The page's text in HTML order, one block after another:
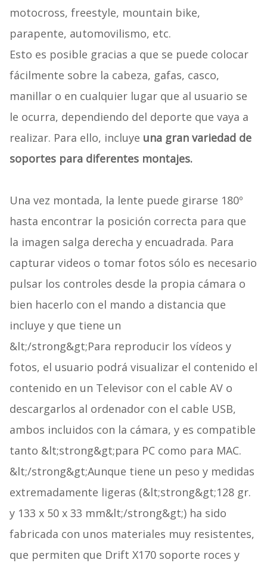
motocross, freestyle, mountain bike,
parapente, automovilismo, etc.
Esto es posible gracias a que se puede colocar
fácilmente sobre la cabeza, gafas, casco,
manillar o en cualquier lugar que al usuario se
le ocurra, dependiendo del deporte que vaya a
realizar. Para ello, incluye una gran variedad de
soportes para diferentes montajes.
Una vez montada, la lente puede girarse 180º
hasta encontrar la posición correcta para que
la imagen salga derecha y encuadrada. Para
capturar videos o tomar fotos sólo es necesario
pulsar los controles desde la propia cámara o
bien hacerlo con el mando a distancia que
incluye y que tiene un
&lt;/strong&gt;Para reproducir los vídeos y
fotos, el usuario podrá visualizar el contenido el
contenido en un Televisor con el cable AV o
descargarlos al ordenador con el cable USB,
ambos incluidos con la cámara, y es compatible
tanto &lt;strong&gt;para PC como para MAC.
&lt;/strong&gt;Aunque tiene un peso y medidas
extremadamente ligeras (&lt;strong&gt;128 gr.
y 133 x 50 x 33 mm&lt;/strong&gt;) ha sido
fabricada con unos materiales muy resistentes,
que permiten que Drift X170 soporte roces y